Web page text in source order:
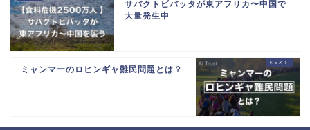
サバクトビバッタが東アフリカ〜中国で
大量発生中
ミャンマーのロヒンギャ難民問題とは？